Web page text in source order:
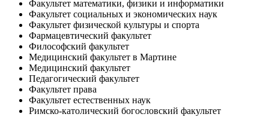
Факультет математики, физики и информатики
Факультет социальных и экономических наук
Факультет физической культуры и спорта
Фармацевтический факультет
Философский факультет
Медицинский факультет в Мартине
Медицинский факультет
Педагогический факультет
Факультет права
Факультет естественных наук
Римско-католический богословский факультет